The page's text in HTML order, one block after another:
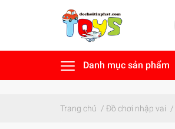
Danh mục sản phẩm
Trang chủ / Đồ chơi nhập vai /